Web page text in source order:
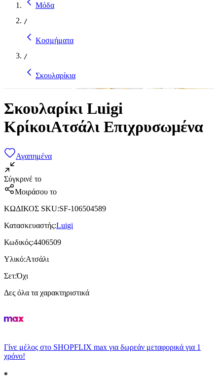
Μόδα
/
Κοσμήματα
/
Σκουλαρίκια
Σκουλαρίκι Luigi
ΚρίκοιΑτσάλι Επιχρυσωμένα
Αγαπημένα
Σύγκρινέ το
Μοιράσου το
ΚΩΔΙΚΟΣ SKU:SF-106504589
Κατασκευαστής:Luigi
Κωδικός:4406509
Υλικό:Ατσάλι
Σετ:Όχι
Δες όλα τα χαρακτηριστικά
Γίνε μέλος στο SHOPFLIX max για δωρεάν μεταφορικά για 1
χρόνο!